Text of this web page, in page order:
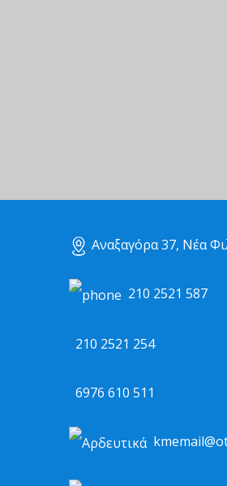
Αναξαγόρα 37, Νέα
210 2521 587
210 2521 254
6976 610 511